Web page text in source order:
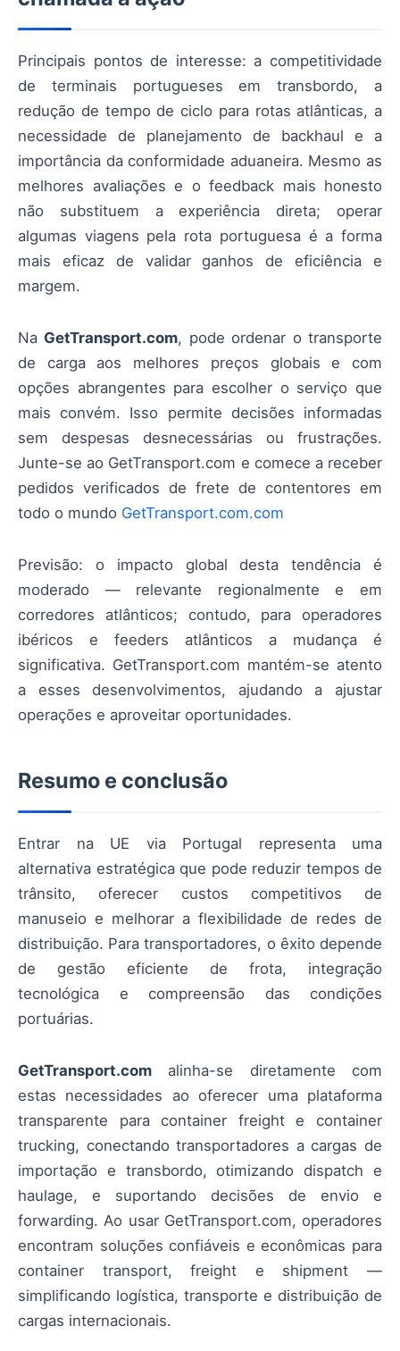
Principais pontos de interesse: a competitividade
de terminais portugueses em transbordo, a
redução de tempo de ciclo para rotas atlânticas, a
necessidade de planejamento de backhaul e a
importância da conformidade aduaneira. Mesmo as
melhores avaliações e o feedback mais honesto
não substituem a experiência direta; operar
algumas viagens pela rota portuguesa é a forma
mais eficaz de validar ganhos de eficiência e
margem.
Na GetTransport.com, pode ordenar o transporte
de carga aos melhores preços globais e com
opções abrangentes para escolher o serviço que
mais convém. Isso permite decisões informadas
sem despesas desnecessárias ou frustrações.
Junte-se ao GetTransport.com e comece a receber
pedidos verificados de frete de contentores em
todo o mundo GetTransport.com.com
Previsão: o impacto global desta tendência é
moderado — relevante regionalmente e em
corredores atlânticos; contudo, para operadores
ibéricos e feeders atlânticos a mudança é
significativa. GetTransport.com mantém-se atento
a esses desenvolvimentos, ajudando a ajustar
operações e aproveitar oportunidades.
Resumo e conclusão
Entrar na UE via Portugal representa uma
alternativa estratégica que pode reduzir tempos de
trânsito, oferecer custos competitivos de
manuseio e melhorar a flexibilidade de redes de
distribuição. Para transportadores, o êxito depende
de gestão eficiente de frota, integração
tecnológica e compreensão das condições
portuárias.
GetTransport.com alinha-se diretamente com
estas necessidades ao oferecer uma plataforma
transparente para container freight e container
trucking, conectando transportadores a cargas de
importação e transbordo, otimizando dispatch e
haulage, e suportando decisões de envio e
forwarding. Ao usar GetTransport.com, operadores
encontram soluções confiáveis e econômicas para
container transport, freight e shipment —
simplificando logística, transporte e distribuição de
cargas internacionais.